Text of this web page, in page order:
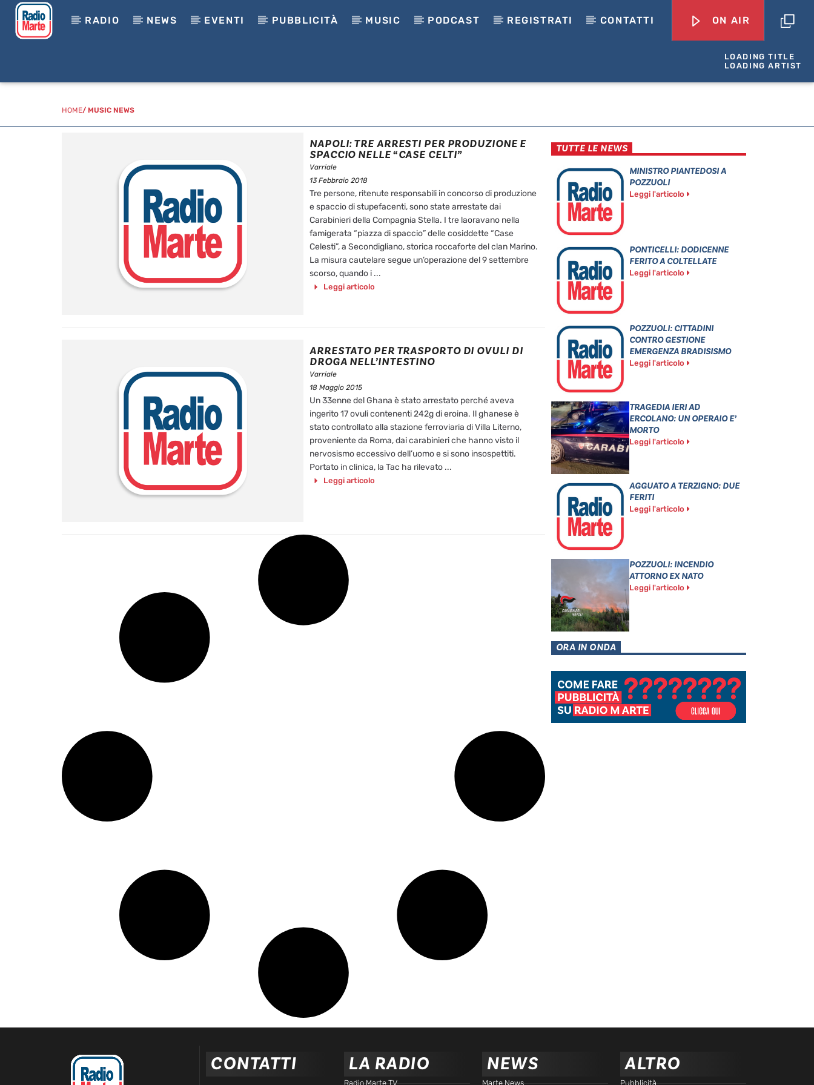
RADIO NEWS EVENTI PUBBLICITÀ MUSIC PODCAST REGISTRATI CONTATTI ON AIR
LOADING TITLE
LOADING ARTIST
HOME/ MUSIC NEWS
NAPOLI: TRE ARRESTI PER PRODUZIONE E
SPACCIO NELLE “CASE CELTI”
Varriale
13 Febbraio 2018
Tre persone, ritenute responsabili in concorso di produzione
e spaccio di stupefacenti, sono state arrestate dai
Carabinieri della Compagnia Stella. I tre laoravano nella
famigerata “piazza di spaccio” delle cosiddette “Case
Celesti”, a Secondigliano, storica roccaforte del clan Marino.
La misura cautelare segue un’operazione del 9 settembre
scorso, quando i ...
Leggi articolo
ARRESTATO PER TRASPORTO DI OVULI DI
DROGA NELL’INTESTINO
Varriale
18 Maggio 2015
Un 33enne del Ghana è stato arrestato perché aveva
ingerito 17 ovuli contenenti 242g di eroina. Il ghanese è
stato controllato alla stazione ferroviaria di Villa Literno,
proveniente da Roma, dai carabinieri che hanno visto il
nervosismo eccessivo dell’uomo e si sono insospettiti.
Portato in clinica, la Tac ha rilevato ...
Leggi articolo
TUTTE LE NEWS
MINISTRO PIANTEDOSI A
POZZUOLI
Leggi l'articolo
PONTICELLI: DODICENNE
FERITO A COLTELLATE
Leggi l'articolo
POZZUOLI: CITTADINI
CONTRO GESTIONE
EMERGENZA BRADISISMO
Leggi l'articolo
TRAGEDIA IERI AD
ERCOLANO: UN OPERAIO E’
MORTO
Leggi l'articolo
AGGUATO A TERZIGNO: DUE
FERITI
Leggi l'articolo
POZZUOLI: INCENDIO
ATTORNO EX NATO
Leggi l'articolo
ORA IN ONDA
CONTATTI LA RADIO
Radio Marte TV
NEWS
Marte News
ALTRO
Pubblicità